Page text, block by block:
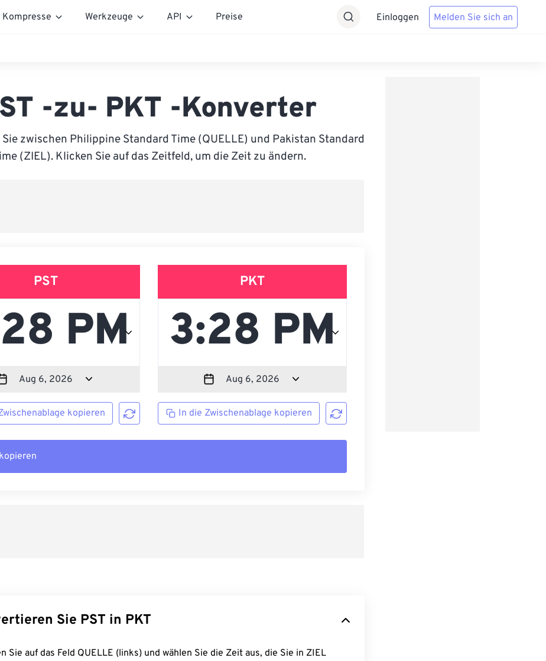
Kompresse Werkzeuge API Preise Einloggen Melden Sie sich an
-zu- PKT -Konverter
zwischen Philippine Standard Time (QUELLE) und Pakistan Standard
(ZIEL). Klicken Sie auf das Zeitfeld, um die Zeit zu ändern.
PST
kopieren
PKT
In die Zwischenablage kopieren
Sie PST in PKT
Sie auf das Feld QUELLE (links) und wählen Sie die Zeit aus, die Sie in ZIEL